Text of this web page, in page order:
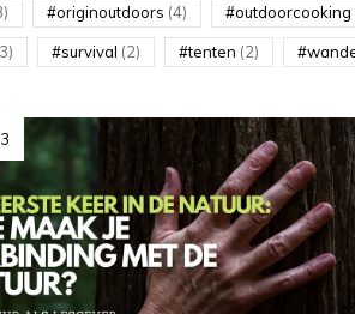
#originoutdoors (4) #outdoorcooking
#survival (2) #tenten (2)